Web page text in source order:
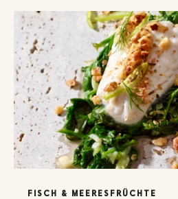
FISCH & MEERESFRÜCHTE